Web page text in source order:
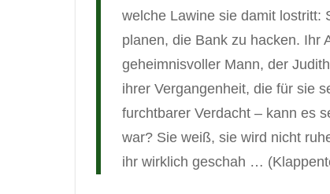
welche Lawine sie damit lostritt:
planen, die Bank zu hacken. Ihr
geheimnisvoller Mann, der
ihrer Vergangenheit, die für sie
furchtbarer Verdacht – kann es
war? Sie weiß, sie wird nicht
ihr wirklich geschah …